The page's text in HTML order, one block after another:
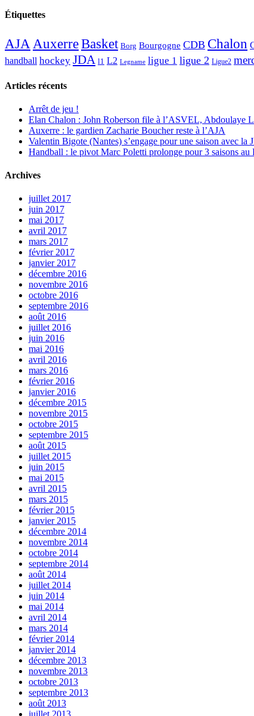
Étiquettes
AJAAuxerreBasket Borg Bourgogne CDB Chalon
handball hockey JDA l1 L2 Legname ligue 1 ligue 2 Ligue2
Articles récents
Arrêt de jeu !
Elan Chalon : John Roberson file à l’ASVEL, Abdoulaye
Auxerre : le gardien Zacharie Boucher reste à l’AJA
Valentin Bigote (Nantes) s’engage pour une saison avec
Handball : le pivot Marc Poletti prolonge pour 3 saisons
Archives
juillet 2017
juin 2017
mai 2017
avril 2017
mars 2017
février 2017
janvier 2017
décembre 2016
novembre 2016
octobre 2016
septembre 2016
août 2016
juillet 2016
juin 2016
mai 2016
avril 2016
mars 2016
février 2016
janvier 2016
décembre 2015
novembre 2015
octobre 2015
septembre 2015
août 2015
juillet 2015
juin 2015
mai 2015
avril 2015
mars 2015
février 2015
janvier 2015
décembre 2014
novembre 2014
octobre 2014
septembre 2014
août 2014
juillet 2014
juin 2014
mai 2014
avril 2014
mars 2014
février 2014
janvier 2014
décembre 2013
novembre 2013
octobre 2013
septembre 2013
août 2013